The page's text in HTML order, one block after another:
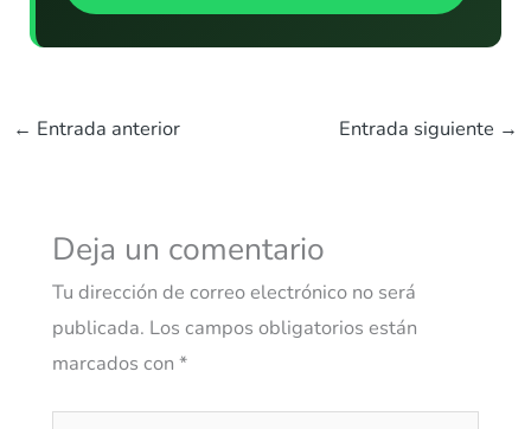
← Entrada anterior Entrada siguiente →
Deja un comentario
Tu dirección de correo electrónico no será
publicada. Los campos obligatorios están
marcados con *